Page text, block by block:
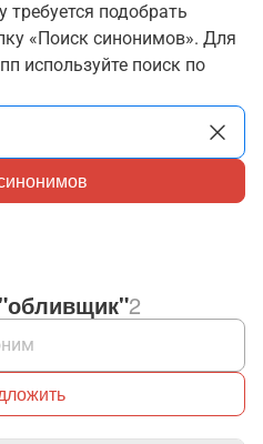
требуется подобрать
«Поиск синонимов». Для
используйте поиск по
2